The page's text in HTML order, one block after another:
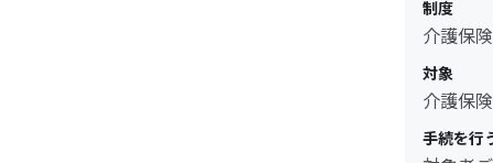
制度
介護保険
対象
介護保
手続を行